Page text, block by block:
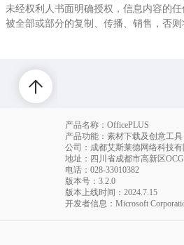
未经权利人书面明确授权，信息内容的
被全部或部分的复制、传播、销售，否则
产品名称：OfficePLUS
产品功能：素材下载及创意工具
公司：成都艾斯莱德网络科技有
地址：四川省成都市高新区
电话 ：028-33010382
版本号：3.2.0
版本上线时间：2024.7.15
开发者信息：Microsoft